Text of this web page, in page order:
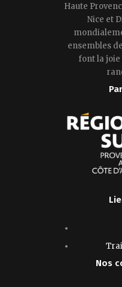
Haute
Nice et
ensembles
font la
Nos